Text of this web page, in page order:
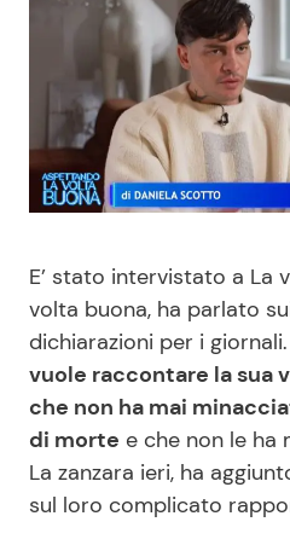
News Spettacolo
Benessere
Casa
Mondo Mamma
News benessere
Salute
Viaggi e Turismo
E’ stato intervistato a La
volta buona, ha parlato
dichiarazioni per i giornali.
vuole raccontare la sua
che non ha mai
di morte e che non le ha
La zanzara ieri, ha
sul loro complicato